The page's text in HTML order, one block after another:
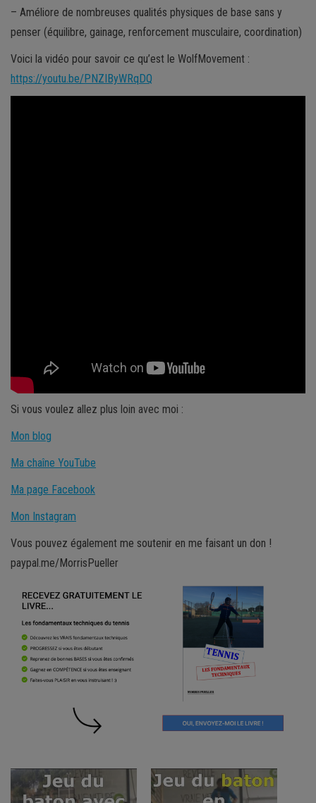
– Améliore de nombreuses qualités physiques de base sans y
penser (équilibre, gainage, renforcement musculaire, coordination)
Voici la vidéo pour savoir ce qu’est le WolfMovement :
https://youtu.be/PNZIByWRqDQ
Si vous voulez allez plus loin avec moi :
Mon blog
Ma chaîne YouTube
Ma page Facebook
Mon Instagram
Vous pouvez également me soutenir en me faisant un don !
paypal.me/MorrisPueller